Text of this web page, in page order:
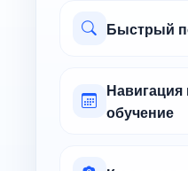
Быстрый
обучение